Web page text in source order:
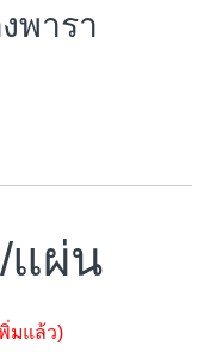
พารา
/แผ่น
มแล้ว)